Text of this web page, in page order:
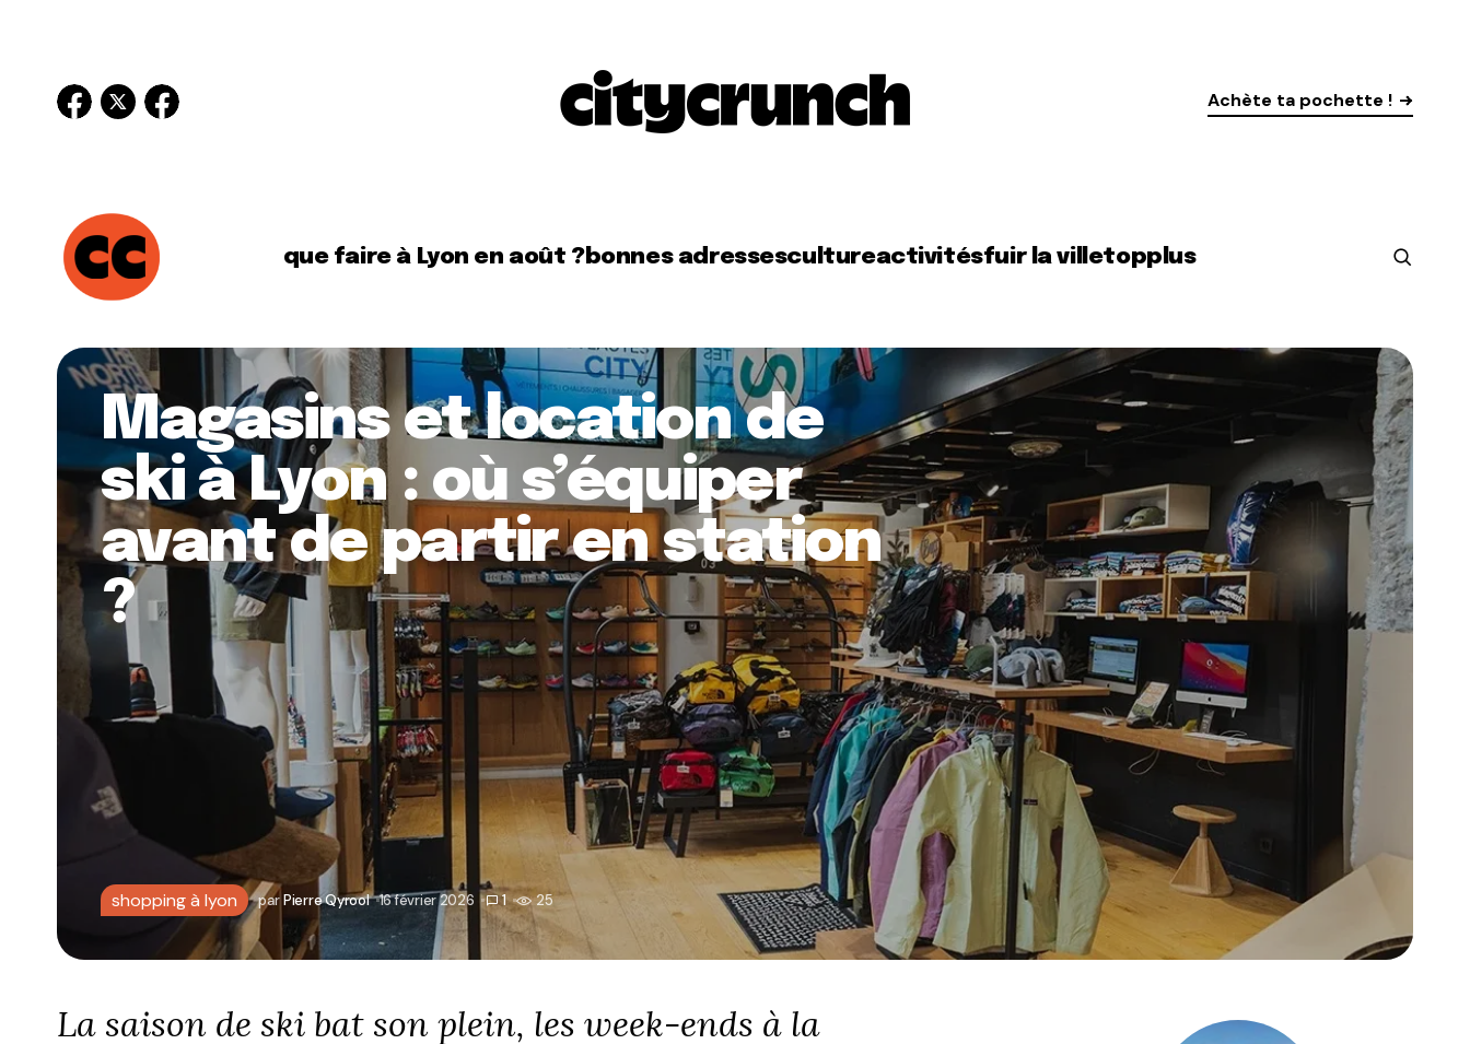
Achète ta pochette !
que faire à Lyon en août ?bonnes adressescultureactivitésfuir la villetopplus
Magasins et location de
ski à Lyon : où s’équiper
avant de partir en station
?
shopping à lyon parPierre Qyrool 16 février 2026 1 25
La saison de ski bat son plein, les week-ends à la